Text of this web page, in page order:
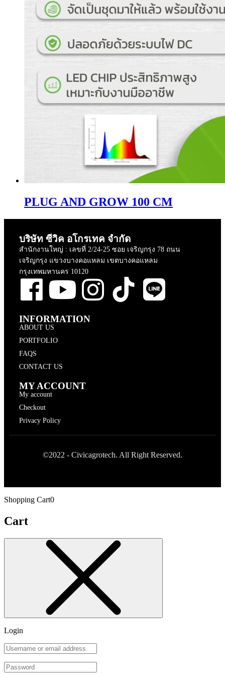
PLUG AND GROW 100 CM
บริษัท ซีวิค อโกรเทค จำกัด
สำนักงานใหญ่ : เลขที่ 2/24-25 ซอย เจริญกรุง 78 ถนน
เจริญกรุง แขวงบางคอแหลม เขตบางคอแหลม
กรุงเทพมหานคร 10120
INFORMATION
ABOUT US
PORTFOLIO
FAQS
CONTACT US
MY ACCOUNT
My account
Checkout
Privacy Policy
©2022 - Civicagrotech. All Right Reserved.
Shopping Cart0
Cart
Login